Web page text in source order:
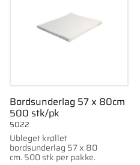
Bordsunderlag 57 x 80cm
500 stk/pk
Ubleget krøllet
bordsunderlag 57 x 80
cm. 500 stk per pakke.
5022